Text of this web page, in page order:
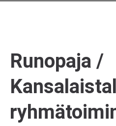
Runopaja /